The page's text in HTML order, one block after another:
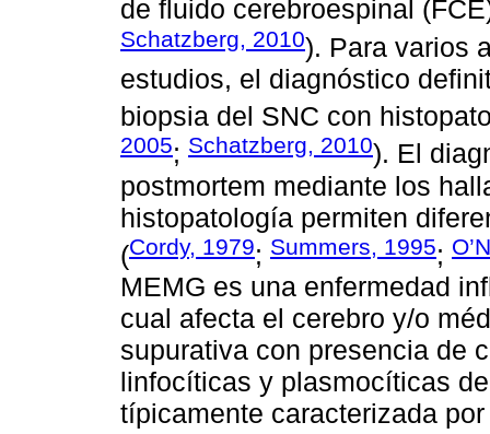
de fluido cerebroespinal
Schatzberg, 2010). Para varios
estudios, el diagnóstico
biopsia del SNC con
2005; Schatzberg, 2010). El
postmortem mediante los
histopatología permiten
(Cordy, 1979; Summers, 1995;
MEMG es una enfermedad
cual afecta el cerebro y/o
supurativa con presencia de
linfocíticas y plasmocíticas
típicamente caracterizada